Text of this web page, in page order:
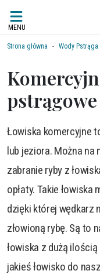
MENU
Strona główna Wody
Łowiska komercyjne
lub jeziora. Można na
zabranie ryby z
opłaty. Takie
dzięki której wędkarz
złowioną rybę. Są to
łowiska z dużą
jakieś łowisko do